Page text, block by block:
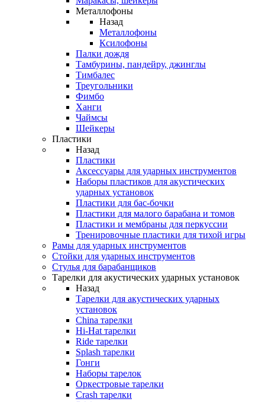
Металлофоны
Назад
Металлофоны
Ксилофоны
Палки дождя
Тамбурины, пандейру, джинглы
Тимбалес
Треугольники
Фимбо
Ханги
Чаймсы
Шейкеры
Пластики
Назад
Пластики
Аксессуары для ударных инструментов
Наборы пластиков для акустических
ударных установок
Пластики для бас-бочки
Пластики для малого барабана и томов
Пластики и мембраны для перкуссии
Тренировочные пластики для тихой игры
Рамы для ударных инструментов
Стойки для ударных инструментов
Стулья для барабанщиков
Тарелки для акустических ударных установок
Назад
Тарелки для акустических ударных
установок
China тарелки
Hi-Hat тарелки
Ride тарелки
Splash тарелки
Гонги
Наборы тарелок
Оркестровые тарелки
Сrash тарелки